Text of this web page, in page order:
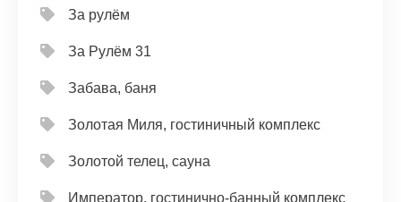
За рулём
За Рулём 31
Забава, баня
Золотая Миля, гостиничный комплекс
Золотой телец, сауна
Император, гостинично-банный комплекс